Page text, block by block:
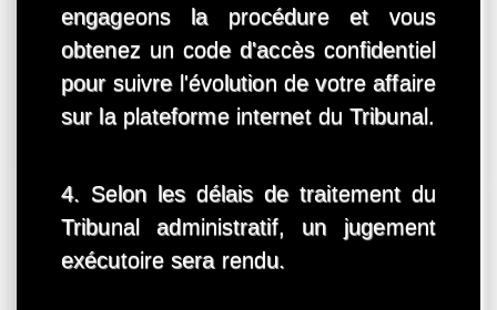
engageons la procédure et vous
obtenez un code d'accès confidentiel
pour suivre l'évolution de votre affaire
sur la plateforme internet du Tribunal.
4. Selon les délais de traitement du
Tribunal administratif, un jugement
exécutoire sera rendu.